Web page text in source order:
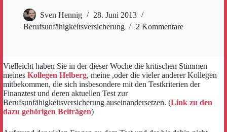
Sven Hennig
28. Juni 2013
Berufsunfähigkeitsversicherung
2 Kommentare
Vielleicht haben Sie in der dieser Woche die kritischen Stimmen
meines Kollegen Helberg, meine ,oder die vieler anderer Kollegen
mitbekommen, die sich insbesondere mit den Testkriterien der
Finanztest und deren aktuellen Test zur
Berufsunfähigkeitsversicherung auseinandersetzen. (Link zu den
dazu gehörigen Beiträgen)